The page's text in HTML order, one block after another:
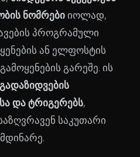
ნომრებიიოლად,
პროგრამული
ან ელფოსტის
გარეშე. ის
გადაზიდვების
და ტრიგერებს,
საკუთარი